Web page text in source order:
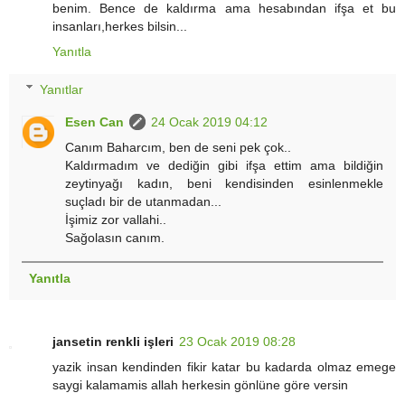
benim. Bence de kaldırma ama hesabından ifşa et bu
insanları,herkes bilsin...
Yanıtla
Yanıtlar
Esen Can
24 Ocak 2019 04:12
Canım Baharcım, ben de seni pek çok..
Kaldırmadım ve dediğin gibi ifşa ettim ama bildiğin
zeytinyağı kadın, beni kendisinden esinlenmekle
suçladı bir de utanmadan...
İşimiz zor vallahi..
Sağolasın canım.
Yanıtla
jansetin renkli işleri 23 Ocak 2019 08:28
yazik insan kendinden fikir katar bu kadarda olmaz emege
saygi kalamamis allah herkesin gönlüne göre versin